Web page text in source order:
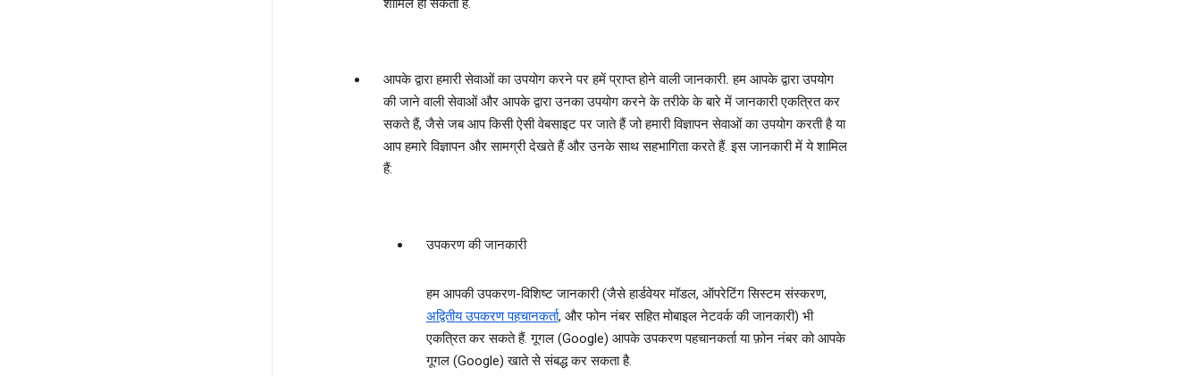
शामिल हो सकता है.
आपके द्वारा हमारी सेवाओं का उपयोग करने पर हमें प्राप्त होने वाली जानकारी. हम आपके द्वारा उपयोग
की जाने वाली सेवाओं और आपके द्वारा उनका उपयोग करने के तरीके के बारे में जानकारी एकत्रित कर
सकते हैं, जैसे जब आप किसी ऐसी वेबसाइट पर जाते हैं जो हमारी विज्ञापन सेवाओं का उपयोग करती है या
आप हमारे विज्ञापन और सामग्री देखते हैं और उनके साथ सहभागिता करते हैं. इस जानकारी में ये शामिल
हैं:
उपकरण की जानकारी
हम आपकी उपकरण-विशिष्ट जानकारी (जैसे हार्डवेयर मॉडल, ऑपरेटिंग सिस्‍टम संस्‍करण,
अद्वितीय उपकरण पहचानकर्ता, और फोन नंबर सहित मोबाइल नेटवर्क की जानकारी) भी
एकत्रित कर सकते हैं. गूगल (Google) आपके उपकरण पहचानकर्ता या फ़ोन नंबर को आपके
गूगल (Google) खाते से संबद्ध कर सकता है.